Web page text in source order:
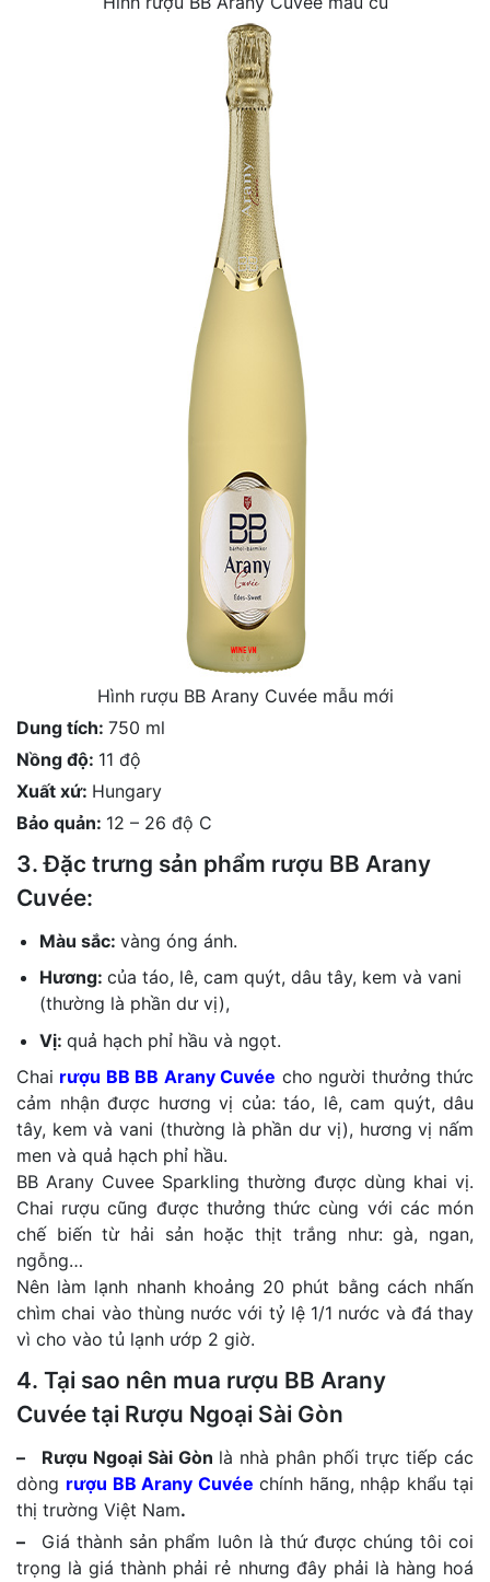
Hình rượu BB Arany Cuvée mẫu mới
Dung tích: 750 ml
Nồng độ: 11 độ
Xuất xứ: Hungary
Bảo quản: 12 – 26 độ C
3. Đặc trưng sản phẩm rượu BB Arany
Cuvée:
Màu sắc: vàng óng ánh.
Hương: của táo, lê, cam quýt, dâu tây, kem và vani
(thường là phần dư vị),
Vị: quả hạch phỉ hầu và ngọt.
Chai rượu BB BB Arany Cuvée cho người thưởng thức
cảm nhận được hương vị của: táo, lê, cam quýt, dâu
tây, kem và vani (thường là phần dư vị), hương vị nấm
men và quả hạch phỉ hầu.
BB Arany Cuvee Sparkling thường được dùng khai vị.
Chai rượu cũng được thưởng thức cùng với các món
chế biến từ hải sản hoặc thịt trắng như: gà, ngan,
ngỗng…
Nên làm lạnh nhanh khoảng 20 phút bằng cách nhấn
chìm chai vào thùng nước với tỷ lệ 1/1 nước và đá thay
vì cho vào tủ lạnh ướp 2 giờ.
4. Tại sao nên mua rượu BB Arany
Cuvée tại Rượu Ngoại Sài Gòn
– Rượu Ngoại Sài Gòn là nhà phân phối trực tiếp các
dòng rượu BB Arany Cuvée chính hãng, nhập khẩu tại
thị trường Việt Nam.
– Giá thành sản phẩm luôn là thứ được chúng tôi coi
trọng là giá thành phải rẻ nhưng đây phải là hàng hoá